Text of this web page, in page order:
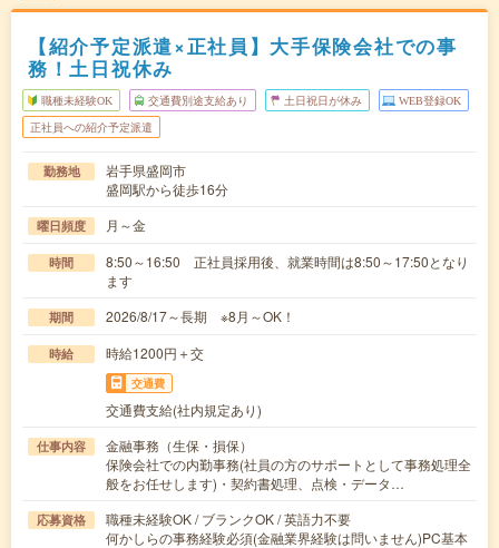
【紹介予定派遣×正社員】大手保険会社での事
務！土日祝休み
職種未経験OK 交通費別途支給あり 土日祝日が休み WEB登録OK
正社員への紹介予定派遣
勤務地
岩手県盛岡市
盛岡駅から徒歩16分
曜日頻度 月～金
時間
8:50～16:50 正社員採用後、就業時間は8:50～17:50となり
ます
期間 2026/8/17～長期 ※8月～OK！
時給 時給1200円＋交
交通費
交通費支給(社内規定あり)
仕事内容
金融事務（生保・損保）
保険会社での内勤事務(社員の方のサポートとして事務処理全
般をお任せします)・契約書処理、点検・データ…
応募資格
職種未経験OK / ブランクOK / 英語力不要
何かしらの事務経験必須(金融業界経験は問いません)PC基本